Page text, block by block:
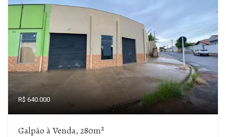
R$ 640.000
Galpão à Venda, 280m²